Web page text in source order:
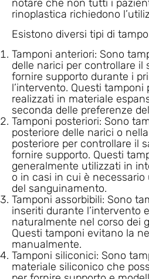
notare che non tutti i
rinoplastica richiedono
Esistono diversi tipi di
Tamponi anteriori: Sono
delle narici per controllare il
fornire supporto durante i
l’intervento. Questi tamponi
realizzati in materiale
seconda delle preferenze
Tamponi posteriori: Sono
posteriore delle narici o
posteriore per controllare il
fornire supporto. Questi
generalmente utilizzati in
o in casi in cui è
del sanguinamento.
Tamponi assorbibili: Sono
inseriti durante l’intervento
naturalmente nel corso dei
Questi tamponi evitano la
manualmente.
Tamponi siliconici: Sono
materiale siliconico che